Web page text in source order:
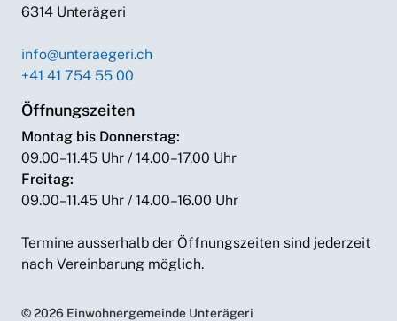
6314 Unterägeri
info@unteraegeri.ch
+41 41 754 55 00
Öffnungszeiten
Montag bis Donnerstag:
09.00–11.45 Uhr / 14.00–17.00 Uhr
Freitag:
09.00–11.45 Uhr / 14.00–16.00 Uhr
Termine ausserhalb der Öffnungszeiten sind jederzeit
nach Vereinbarung möglich.
© 2026 Einwohnergemeinde Unterägeri